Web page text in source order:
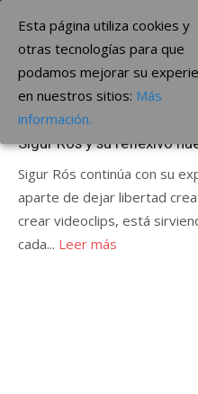
contenido
The Borderline Music
Etiqueta:“Rembihnútur”
Publicada
julio 5, 2012
Sigur Rós y su reflexivo
Sigur Rós continúa con su
aparte de dejar libertad
crear videoclips, está
cada... Leer más
Esta página utiliza cookies y
otras tecnologías para que
podamos mejorar su
en nuestros sitios: Más
información.